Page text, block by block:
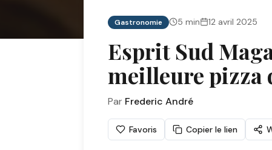
Gastronomie 5 min 12 avril 2025
Esprit Sud
meilleure pizza
Par Frederic André
Favoris Copier le lien